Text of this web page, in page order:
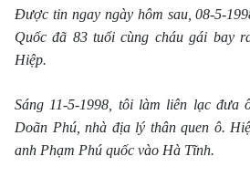
Được tin ngay ngày hôm sau, 08-5-
Quốc đã 83 tuổi cùng cháu gái bay
Hiệp.
Sáng 11-5-1998 , tôi làm liên lạc đưa
Doãn Phú, nhà địa lý thân quen ô.
anh Phạm Phú quốc vào Hà Tĩnh.